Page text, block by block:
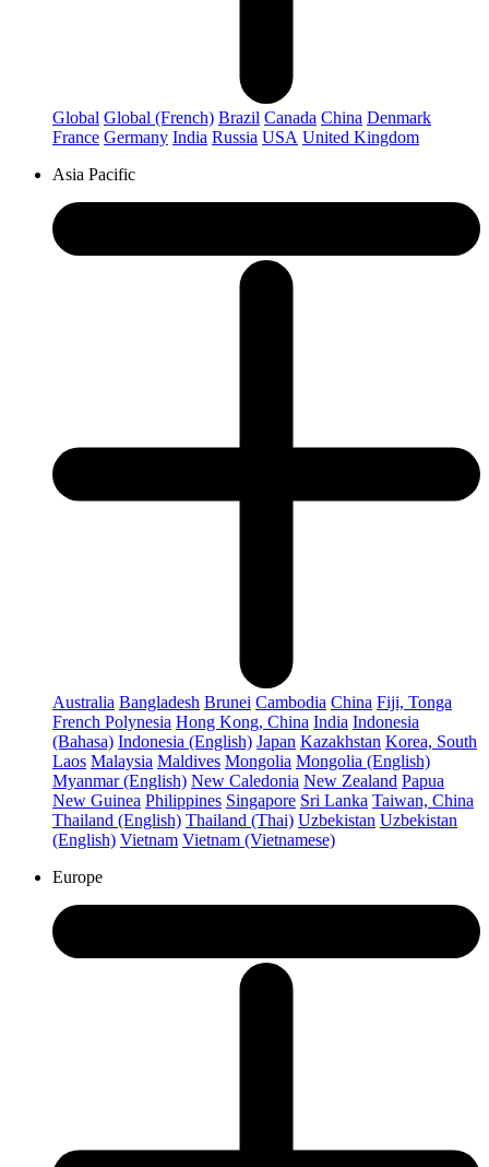
Global Global (French) Brazil Canada China Denmark
France Germany India Russia USA United Kingdom
Asia Pacific
Australia Bangladesh Brunei Cambodia China Fiji, Tonga
French Polynesia Hong Kong, China India Indonesia
(Bahasa) Indonesia (English) Japan Kazakhstan Korea, South
Laos Malaysia Maldives Mongolia Mongolia (English)
Myanmar (English) New Caledonia New Zealand Papua
New Guinea Philippines Singapore Sri Lanka Taiwan, China
Thailand (English) Thailand (Thai) Uzbekistan Uzbekistan
(English) Vietnam Vietnam (Vietnamese)
Europe